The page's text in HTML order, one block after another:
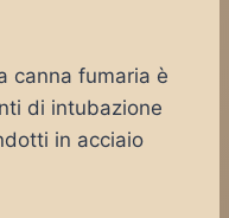
canna fumaria è
di intubazione
in acciaio